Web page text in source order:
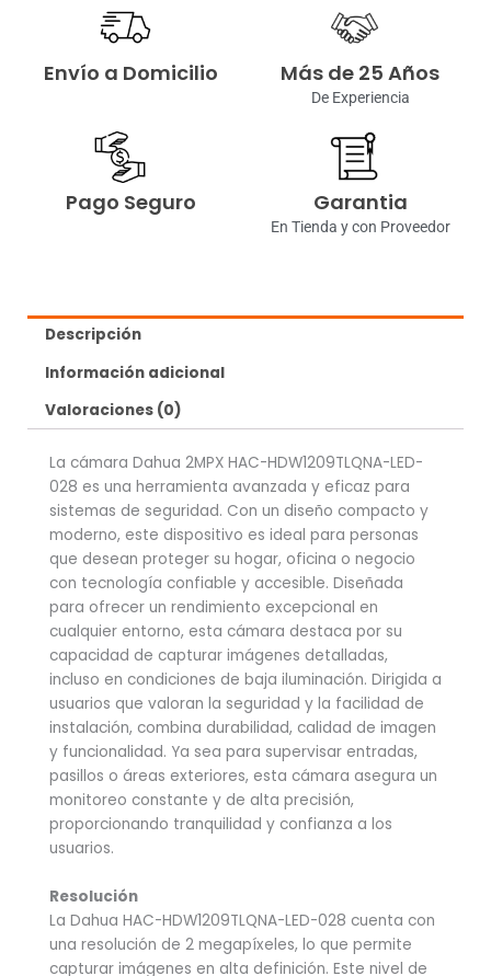
Envío a Domicilio Más de 25 Años
De Experiencia
Pago Seguro Garantia
En Tienda y con Proveedor
Descripción
Información adicional
Valoraciones (0)
La cámara Dahua 2MPX HAC-HDW1209TLQNA-LED-
028 es una herramienta avanzada y eficaz para
sistemas de seguridad. Con un diseño compacto y
moderno, este dispositivo es ideal para personas
que desean proteger su hogar, oficina o negocio
con tecnología confiable y accesible. Diseñada
para ofrecer un rendimiento excepcional en
cualquier entorno, esta cámara destaca por su
capacidad de capturar imágenes detalladas,
incluso en condiciones de baja iluminación. Dirigida a
usuarios que valoran la seguridad y la facilidad de
instalación, combina durabilidad, calidad de imagen
y funcionalidad. Ya sea para supervisar entradas,
pasillos o áreas exteriores, esta cámara asegura un
monitoreo constante y de alta precisión,
proporcionando tranquilidad y confianza a los
usuarios.
Resolución
La Dahua HAC-HDW1209TLQNA-LED-028 cuenta con
una resolución de 2 megapíxeles, lo que permite
capturar imágenes en alta definición. Este nivel de